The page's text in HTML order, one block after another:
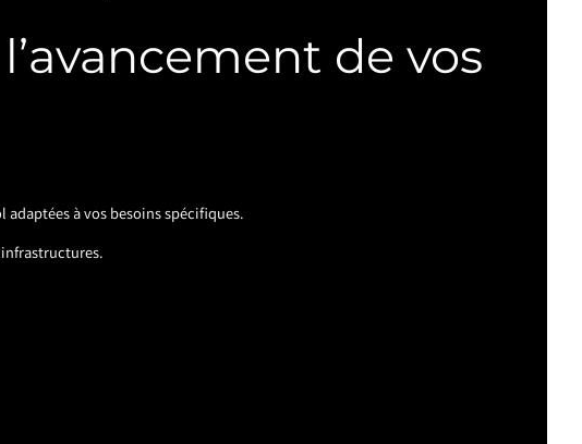
de vos
adaptées à vos besoins spécifiques.